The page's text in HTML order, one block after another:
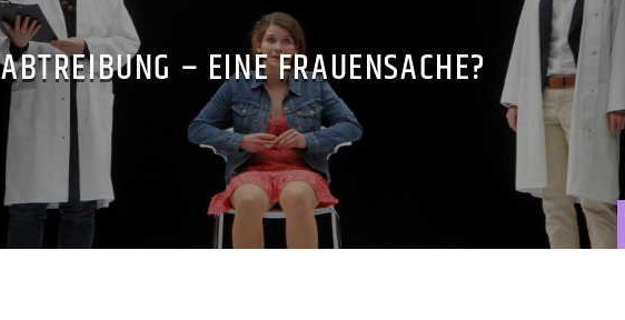
ABTREIBUNG – EINE FRAUENSACHE?